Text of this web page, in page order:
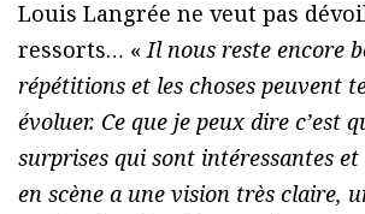
Louis Langrée ne veut pas
ressorts… «Il nous reste encore
répétitions et les choses peuvent
évoluer. Ce que je peux dire c’est
surprises qui sont intéressantes
en scène a une vision très claire,